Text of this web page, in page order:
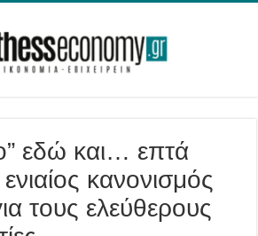
εδώ και… επτά
κανονισμός
τους ελεύθερους